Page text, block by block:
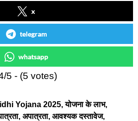
x
telegram
whatsapp
5 - (5 votes)
Yojana 2025, योजना के लाभ,
अपात्रता, आवश्यक दस्तावेज,